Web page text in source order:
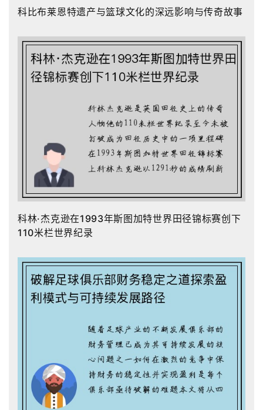
科比布莱恩特遗产与篮球文化的深远影响与传奇故事
科林·杰克逊在1993年斯图加特世界田径锦标赛创下
110米栏世界纪录